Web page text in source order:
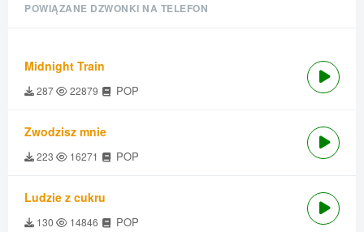
POWIĄZANE DZWONKI NA TELEFON
Midnight Train
287 22879 POP
Zwodzisz mnie
223 16271 POP
Ludzie z cukru
130 14846 POP